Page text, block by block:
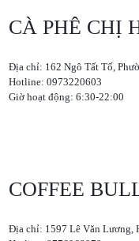
CÀ PHÊ CHỊ
Địa chỉ: 162 Ngô Tất Tố,
Hotline: 0973220603
Giờ hoạt động: 6:30-22:00
COFFEE
Địa chỉ: 1597 Lê Văn Lương,